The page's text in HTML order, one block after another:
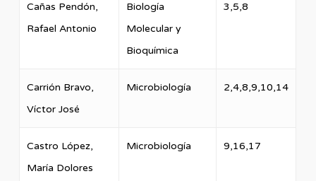
Cañas Pendón,
Rafael Antonio
Biología
Molecular y
Bioquímica
3,5,8
Carrión Bravo,
Víctor José
Microbiología 2,4,8,9,10,14
Castro López,
María Dolores
Microbiología 9,16,17